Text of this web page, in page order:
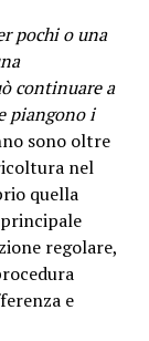
pochi o una
continuare a
piangono i
sono oltre
nel
quella
regolare,
e